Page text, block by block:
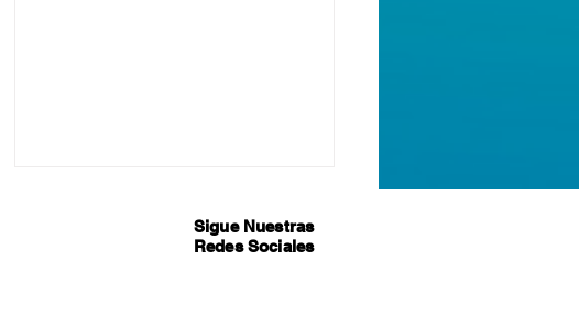
Sigue Nuestras
Redes Sociales